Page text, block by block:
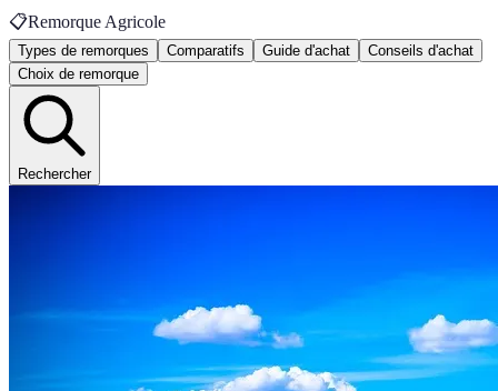
📋Remorque Agricole
Types de remorques Comparatifs Guide d'achat
Conseils d'achat
Choix de remorque
Rechercher